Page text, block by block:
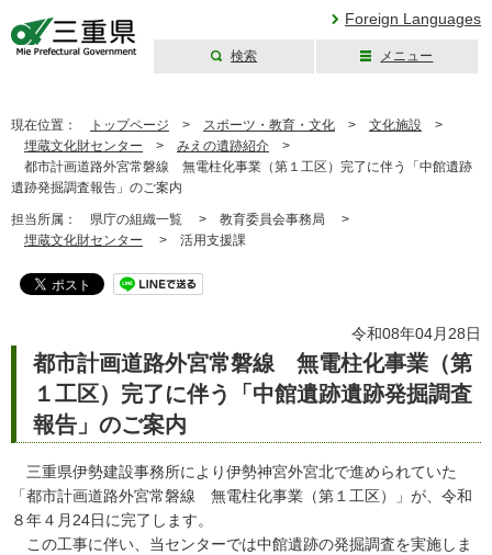
Foreign Languages
検索 メニュー
現在位置： トップページ > スポーツ・教育・文化 > 文化施設 >
埋蔵文化財センター > みえの遺跡紹介 >
都市計画道路外宮常磐線 無電柱化事業（第１工区）完了に伴う「中館遺跡
遺跡発掘調査報告」のご案内
担当所属： 県庁の組織一覧 > 教育委員会事務局 >
埋蔵文化財センター > 活用支援課
令和08年04月28日
都市計画道路外宮常磐線 無電柱化事業（第
１工区）完了に伴う「中館遺跡遺跡発掘調査
報告」のご案内
三重県伊勢建設事務所により伊勢神宮外宮北で進められていた
「都市計画道路外宮常磐線 無電柱化事業（第１工区）」が、令和
８年４月24日に完了します。
この工事に伴い、当センターでは中館遺跡の発掘調査を実施しま